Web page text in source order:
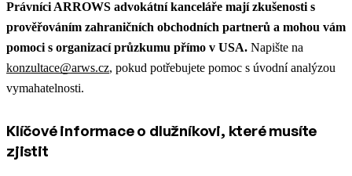
Právníci ARROWS advokátní kanceláře mají zkušenosti s
prověřováním zahraničních obchodních partnerů a mohou vám
pomoci s organizací průzkumu přímo v USA. Napište na
konzultace@arws.cz, pokud potřebujete pomoc s úvodní analýzou
vymahatelnosti.
Klíčové informace o dlužníkovi, které musíte
zjistit